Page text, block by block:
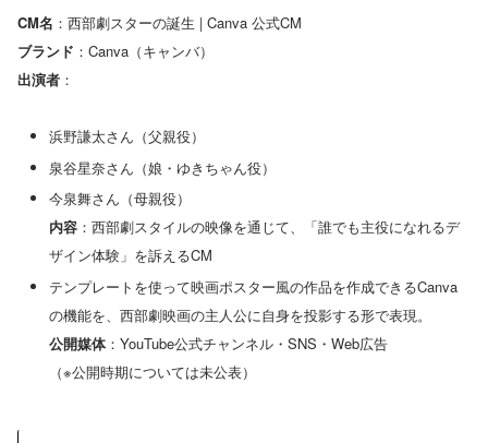
CM名 ：西部劇スターの誕生 | Canva 公式CM
ブランド ：Canva（キャンバ）
出演者 ：
浜野謙太さん（父親役）
泉谷星奈さん（娘・ゆきちゃん役）
今泉舞さん（母親役）
内容：西部劇スタイルの映像を通じて、「誰でも主役になれるデ
ザイン体験」を訴えるCM
テンプレートを使って映画ポスター風の作品を作成できるCanva
の機能を、西部劇映画の主人公に自身を投影する形で表現。
公開媒体：YouTube公式チャンネル・SNS・Web広告
（※公開時期については未公表）